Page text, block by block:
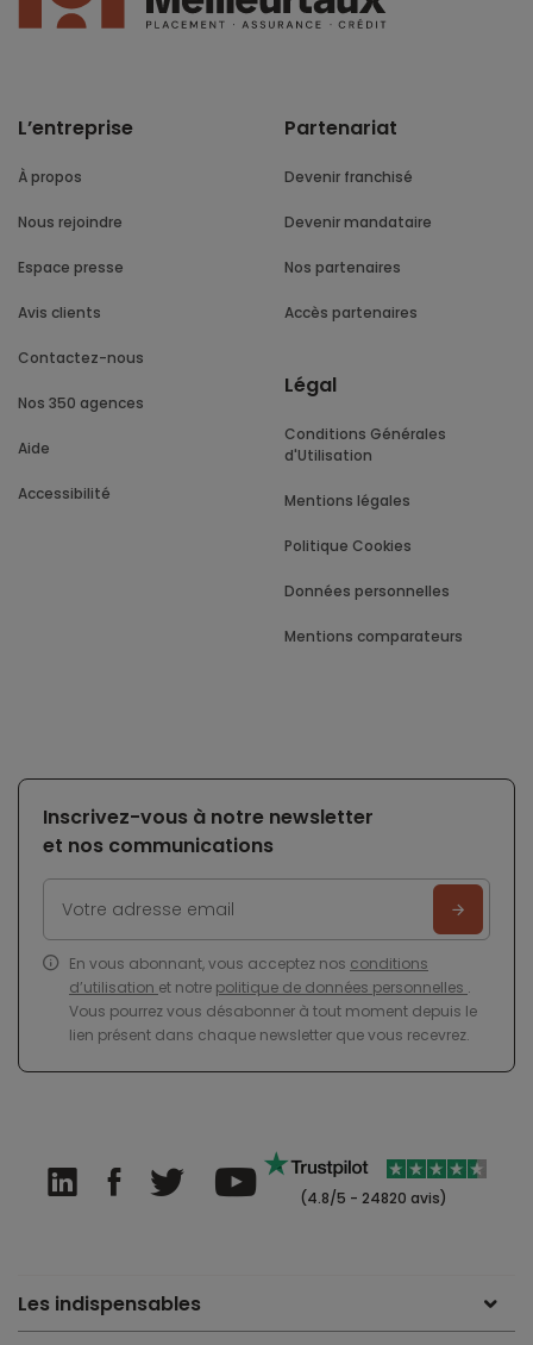
L’entreprise
À propos
Nous rejoindre
Espace presse
Avis clients
Contactez-nous
Nos 350 agences
Aide
Accessibilité
Partenariat
Devenir franchisé
Devenir mandataire
Nos partenaires
Accès partenaires
Légal
Conditions Générales
d'Utilisation
Mentions légales
Politique Cookies
Données personnelles
Mentions comparateurs
Inscrivez-vous à notre newsletter
et nos communications
En vous abonnant, vous acceptez nos conditions
d’utilisation et notre politique de données personnelles .
Vous pourrez vous désabonner à tout moment depuis le
lien présent dans chaque newsletter que vous recevrez.
(4.8/5 - 24820 avis)
Les indispensables